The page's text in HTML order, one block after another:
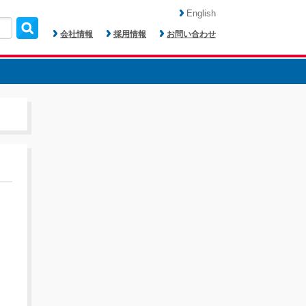
会社情報 採用情報 お問い合わせ
English